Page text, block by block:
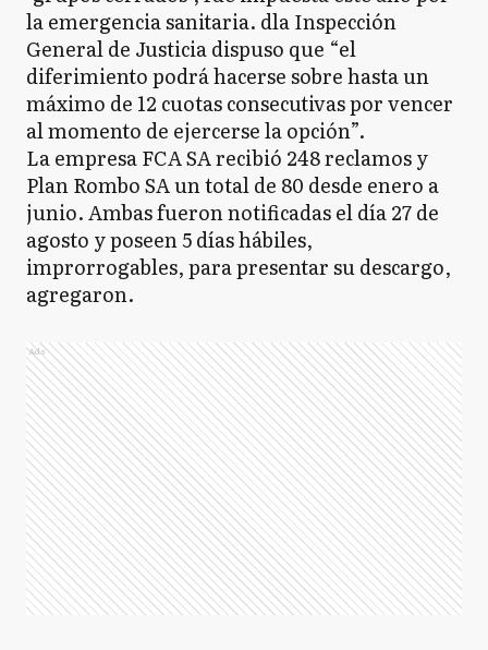
la emergencia sanitaria. dla Inspección
General de Justicia dispuso que “el
diferimiento podrá hacerse sobre hasta un
máximo de 12 cuotas consecutivas por vencer
al momento de ejercerse la opción”.
La empresaFCA SA recibió 248 reclamos y
Plan Rombo SA un total de 80 desde enero a
junio. Ambas fueron notificadas el día 27 de
agosto y poseen 5 días hábiles,
improrrogables, para presentar su descargo,
agregaron.
Ads